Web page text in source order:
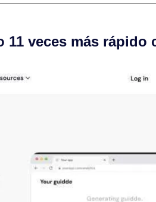
11 veces más rápido